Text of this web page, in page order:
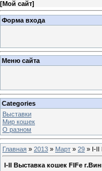
[Мой сайт]
Форма входа
Меню сайта
Categories
Выставки
Мир кошек
О разном
Главная » 2013 » Март » 29 » I-II
I-II Выставка кошек FIFe